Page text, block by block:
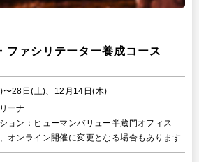
ファシリテーター養成コース
28日(土)、12月14日(木)
ーナ
ョン：ヒューマンバリュー半蔵門オフィス
オンライン開催に変更となる場合もあります